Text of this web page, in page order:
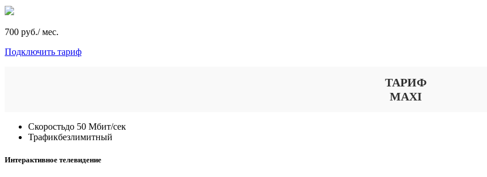
700 руб./ мес.
Подключить тариф
ТАРИФ
MAXI
Скоростьдо 50 Мбит/сек
Трафикбезлимитный
Интерактивное телевидение